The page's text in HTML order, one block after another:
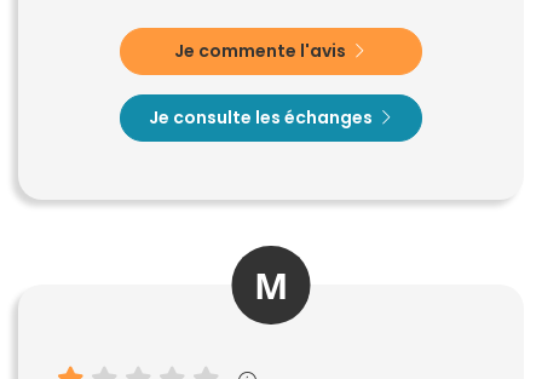
Je commente l'avis
Je consulte les échanges
M